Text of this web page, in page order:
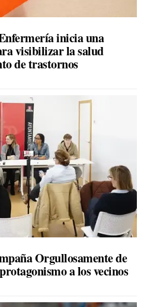
inicia una
visibilizar la salud
de trastornos
Orgullosamente de
a los vecinos